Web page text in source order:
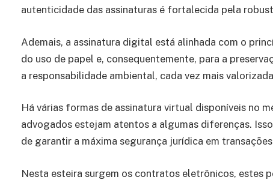
autenticidade das assinaturas é fortalecida pela
Ademais, a assinatura digital está alinhada com o
do uso de papel e, consequentemente, para a
a responsabilidade ambiental, cada vez mais
Há várias formas de assinatura virtual disponíveis no
advogados estejam atentos a algumas diferenças.
de garantir a máxima segurança jurídica em
Nesta esteira surgem os contratos eletrônicos, estes